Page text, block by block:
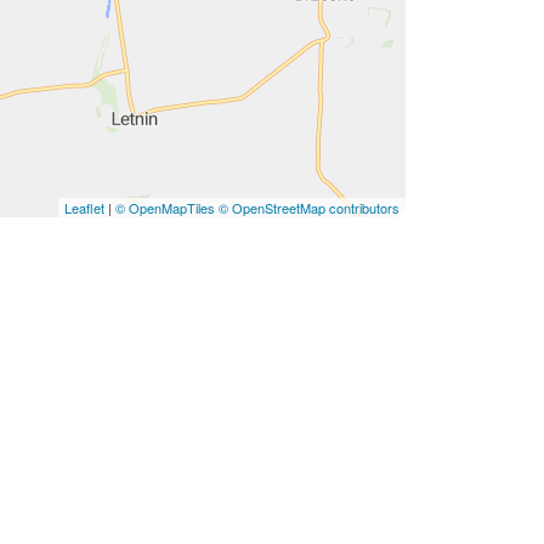
Leaflet | © OpenMapTiles © OpenStreetMap contributors